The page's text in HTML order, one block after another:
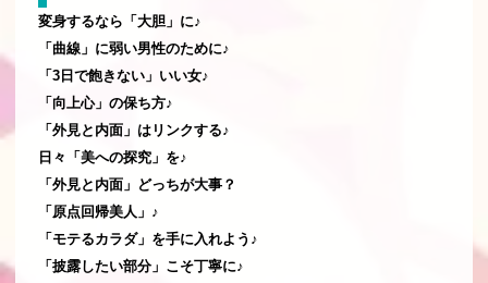
変身するなら「大胆」に♪
「曲線」に弱い男性のために♪
「3日で飽きない」いい女♪
「向上心」の保ち方♪
「外見と内面」はリンクする♪
日々「美への探究」を♪
「外見と内面」どっちが大事？
「原点回帰美人」♪
「モテるカラダ」を手に入れよう♪
「披露したい部分」こそ丁寧に♪